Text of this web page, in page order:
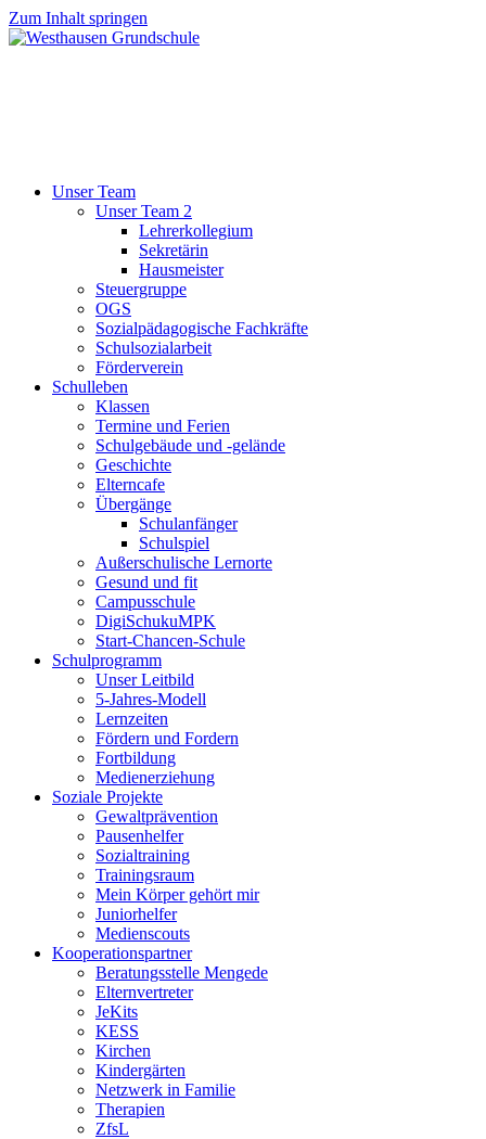
Zum Inhalt springen
Unser Team
Unser Team 2
Lehrerkollegium
Sekretärin
Hausmeister
Steuergruppe
OGS
Sozialpädagogische Fachkräfte
Schulsozialarbeit
Förderverein
Schulleben
Klassen
Termine und Ferien
Schulgebäude und -gelände
Geschichte
Elterncafe
Übergänge
Schulanfänger
Schulspiel
Außerschulische Lernorte
Gesund und fit
Campusschule
DigiSchukuMPK
Start-Chancen-Schule
Schulprogramm
Unser Leitbild
5-Jahres-Modell
Lernzeiten
Fördern und Fordern
Fortbildung
Medienerziehung
Soziale Projekte
Gewaltprävention
Pausenhelfer
Sozialtraining
Trainingsraum
Mein Körper gehört mir
Juniorhelfer
Medienscouts
Kooperationspartner
Beratungsstelle Mengede
Elternvertreter
JeKits
KESS
Kirchen
Kindergärten
Netzwerk in Familie
Therapien
ZfsL